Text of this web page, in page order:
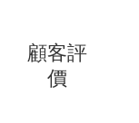
顧客評
價